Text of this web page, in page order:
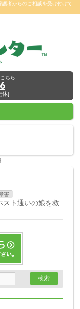
者からのご相談を受け付けて
ちら
休]
害
スト通いの娘を救